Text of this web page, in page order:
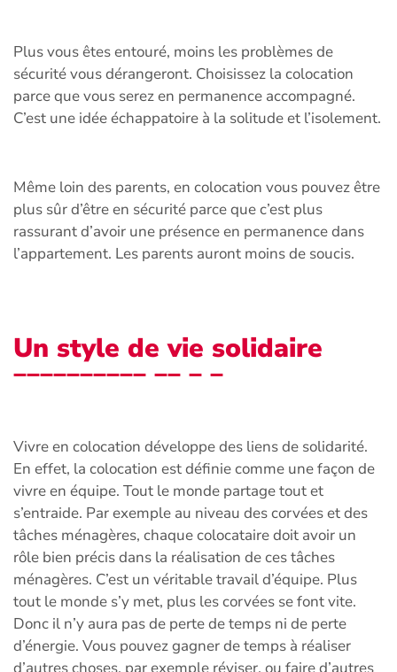
Plus vous êtes entouré, moins les problèmes de
sécurité vous dérangeront. Choisissez la colocation
parce que vous serez en permanence accompagné.
C’est une idée échappatoire à la solitude et l’isolement.
Même loin des parents, en colocation vous pouvez être
plus sûr d’être en sécurité parce que c’est plus
rassurant d’avoir une présence en permanence dans
l’appartement. Les parents auront moins de soucis.
Un style de vie solidaire
Vivre en colocation développe des liens de solidarité.
En effet, la colocation est définie comme une façon de
vivre en équipe. Tout le monde partage tout et
s’entraide. Par exemple au niveau des corvées et des
tâches ménagères, chaque colocataire doit avoir un
rôle bien précis dans la réalisation de ces tâches
ménagères. C’est un véritable travail d’équipe. Plus
tout le monde s’y met, plus les corvées se font vite.
Donc il n’y aura pas de perte de temps ni de perte
d’énergie. Vous pouvez gagner de temps à réaliser